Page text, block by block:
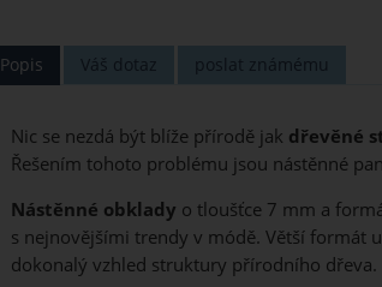
Popis Váš dotaz poslat známému
Nic se nezdá být blíže přírodě jak dřevěné
Řešením tohoto problému jsou nástěnné
Nástěnné obklady o tloušťce 7 mm a
s nejnovějšími trendy v módě. Větší formát
dokonalý vzhled struktury přírodního dřeva.